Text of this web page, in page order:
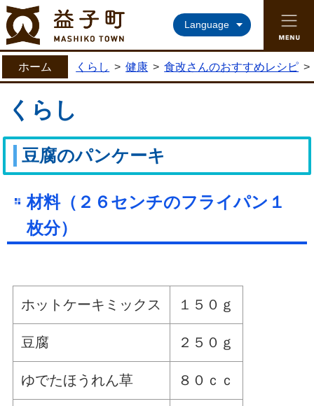
益子町ホームページ
Language
ホーム くらし > 健康 > 食改さんのおすすめレシピ >
くらし
豆腐のパンケーキ
材料（２６センチのフライパン１
枚分）
ホットケーキミックス １５０ｇ
豆腐 ２５０ｇ
ゆでたほうれん草 ８０ｃｃ